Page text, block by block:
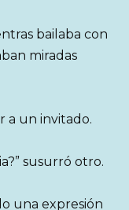
bailaba con
miradas
a un invitado.
susurró otro.
una expresión